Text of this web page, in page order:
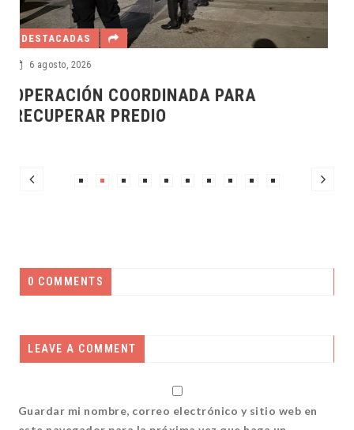
0 COMMENTS
LEAVE A COMMENT
Guardar mi nombre, correo electrónico y sitio web en